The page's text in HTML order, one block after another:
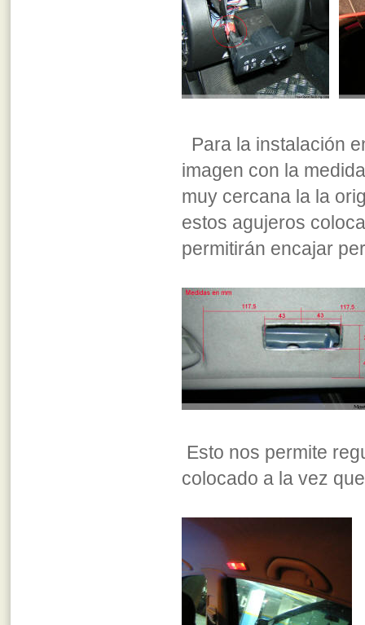
Para la instalación
imagen con la
muy cercana la la
estos agujeros
permitirán encajar
Esto nos permite
colocado a la vez